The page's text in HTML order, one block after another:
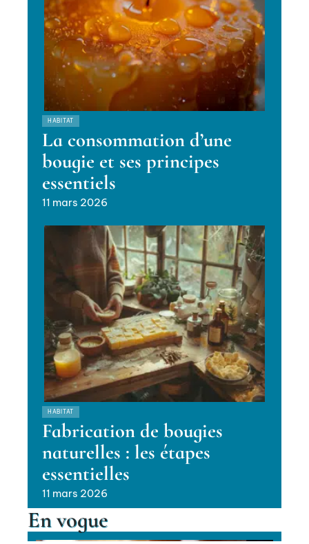
HABITAT
La consommation d’une
bougie et ses principes
essentiels
11 mars 2026
HABITAT
Fabrication de bougies
naturelles : les étapes
essentielles
11 mars 2026
En vogue